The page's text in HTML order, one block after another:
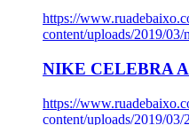
https://
content/uploads/2019/
NIKE CELEBRA
https://
content/uploads/2019/